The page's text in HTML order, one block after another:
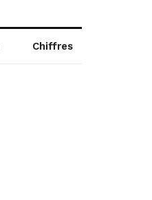
Chiffres